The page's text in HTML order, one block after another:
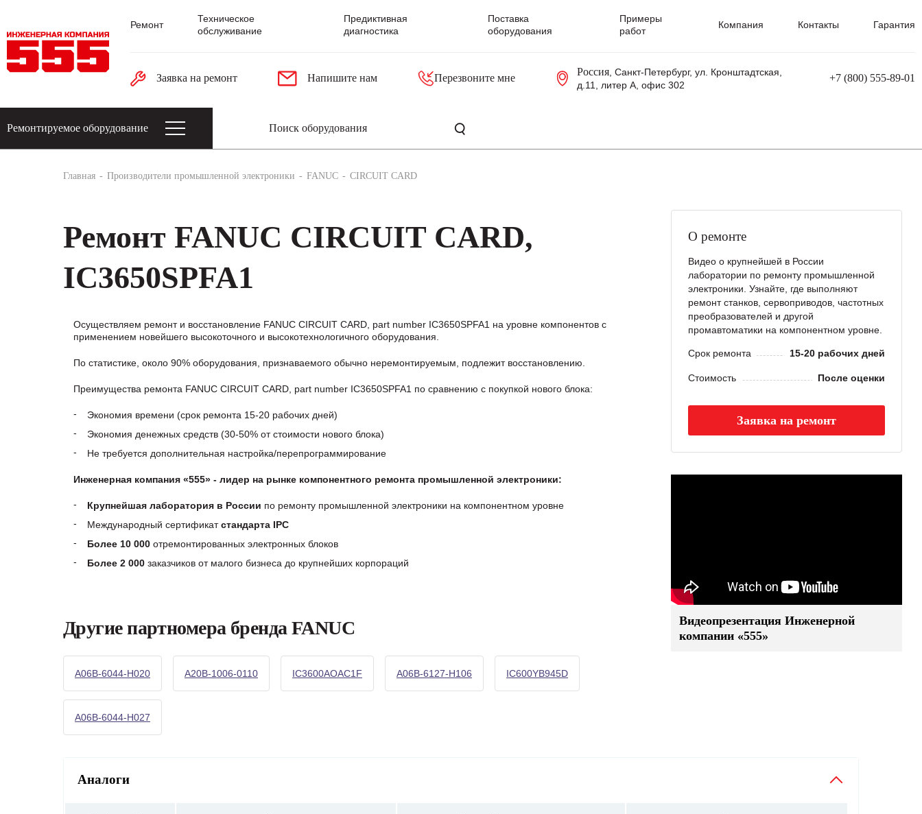
Ремонт
Техническое
обслуживание
Предиктивная
диагностика
Поставка
оборудования
Примеры
работ
Компания Контакты Гарантия
Заявка на ремонт Напишите нам Перезвоните мне
Россия, Санкт-Петербург, ул. Кронштадтская,
д.11, литер А, офис 302
+7 (800) 555-89-01
Ремонтируемое оборудование
Главная Производители промышленной электроники FANUC CIRCUIT CARD
Ремонт FANUC CIRCUIT CARD,
IC3650SPFA1
Осуществляем ремонт и восстановление FANUC CIRCUIT CARD, part number IC3650SPFA1 на уровне компонентов с
применением новейшего высокоточного и высокотехнологичного оборудования.
По статистике, около 90% оборудования, признаваемого обычно неремонтируемым, подлежит восстановлению.
Преимущества ремонта FANUC CIRCUIT CARD, part number IC3650SPFA1 по сравнению с покупкой нового блока:
Экономия времени (срок ремонта 15-20 рабочих дней)
Экономия денежных средств (30-50% от стоимости нового блока)
Не требуется дополнительная настройка/перепрограммирование
Инженерная компания «555» - лидер на рынке компонентного ремонта промышленной электроники:
Крупнейшая лаборатория в России по ремонту промышленной электроники на компонентном уровне
Международный сертификатстандарта IPC
Более 10 000 отремонтированных электронных блоков
Более 2 000 заказчиков от малого бизнеса до крупнейших корпораций
Другие партномера бренда FANUC
A06B-6044-H020 A20B-1006-0110 IC3600AOAC1F A06B-6127-H106 IC600YB945D
A06B-6044-H027
О ремонте
Видео о крупнейшей в России
лаборатории по ремонту промышленной
электроники. Узнайте, где выполняют
ремонт станков, сервоприводов, частотных
преобразователей и другой
промавтоматики на компонентном уровне.
Срок ремонта 15-20 рабочих дней
Стоимость После оценки
Заявка на ремонт
Видеопрезентация Инженерной
компании «555»
Аналоги